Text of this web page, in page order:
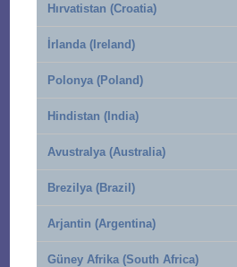
Hırvatistan (Croatia)
İrlanda (Ireland)
Polonya (Poland)
Hindistan (India)
Avustralya (Australia)
Brezilya (Brazil)
Arjantin (Argentina)
Güney Afrika (South Africa)